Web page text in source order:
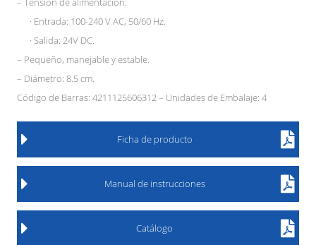
· Entrada: 100-240 V AC, 50/60 Hz.
· Salida: 24V DC.
– Pequeño, manejable y estable.
– Diámetro: 8.5 cm.
Código de Barras: 4211125606312 – Unidades de Embalaje: 4
Ficha de producto
Manual de instrucciones
Catálogo